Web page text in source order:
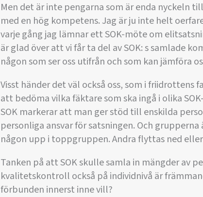
Men det är inte pengarna som är enda nyckeln
med en hög kompetens. Jag är ju inte helt
varje gång jag lämnar ett SOK-möte om
är glad över att vi får ta del av SOK: s samlade
någon som ser oss utifrån och som kan jämföra
Visst händer det väl också oss, som i
att bedöma vilka fäktare som ska ingå i olika
SOK markerar att man ger stöd till enskilda
personliga ansvar för satsningen. Och
någon upp i toppgruppen. Andra flyttas ned
Tanken på att SOK skulle samla in mängder av
kvalitetskontroll också på individnivå är
förbunden innerst inne vill?